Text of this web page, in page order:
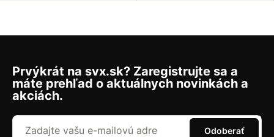
Prvýkrát na svx.sk? Zaregistrujte sa a
máte prehľad o aktuálnych novinkách a
akciách.
Odoberať